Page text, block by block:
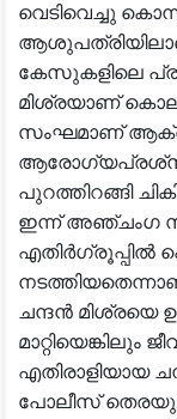
വെടിവെച്ചു
കേസുകളിലെ
മിശ്രയാണ്
സംഘമാണ്
പുറത്തിറങ്ങി
ഇന്ന് അഞ്ചംഗ
എതിർഗ്രൂപ്പിൽ
ചന്ദൻ മിശ്രയെ
മാറ്റിയെങ്കിലും
എതിരാളിയായ
പോലീസ്